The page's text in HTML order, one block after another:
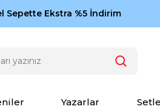
Cengiz Aytmatov
Sepette Ekstra %5 İndirim
Yazarlar